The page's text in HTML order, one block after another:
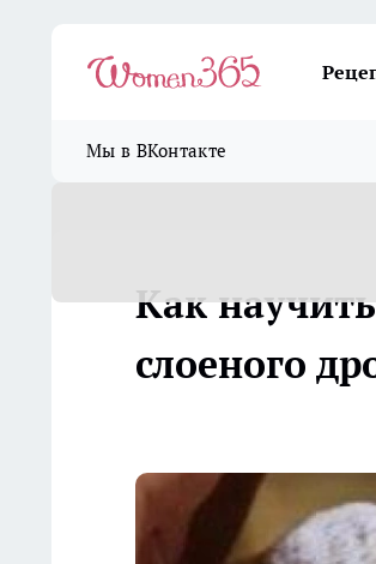
Мы в ВКонтакте
Как
слоеного